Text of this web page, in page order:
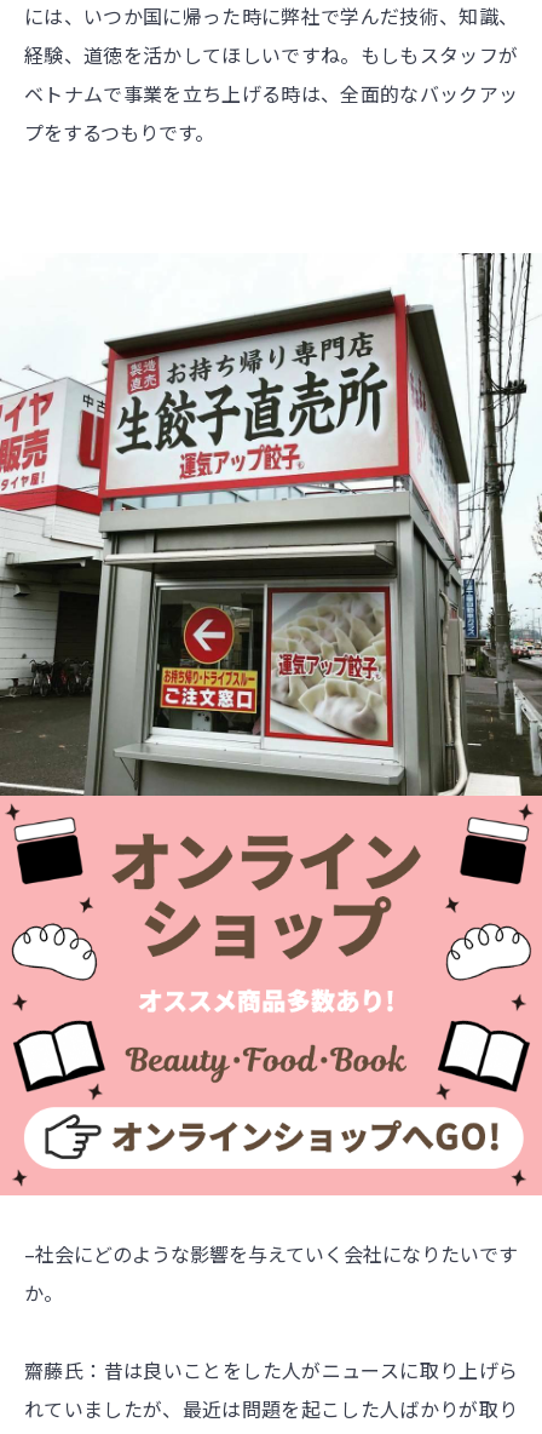
には、いつか国に帰った時に弊社で学んだ技術、知識、
経験、道徳を活かしてほしいですね。もしもスタッフが
ベトナムで事業を立ち上げる時は、全面的なバックアッ
プをするつもりです。
–社会にどのような影響を与えていく会社になりたいです
か。
齋藤氏：昔は良いことをした人がニュースに取り上げら
れていましたが、最近は問題を起こした人ばかりが取り